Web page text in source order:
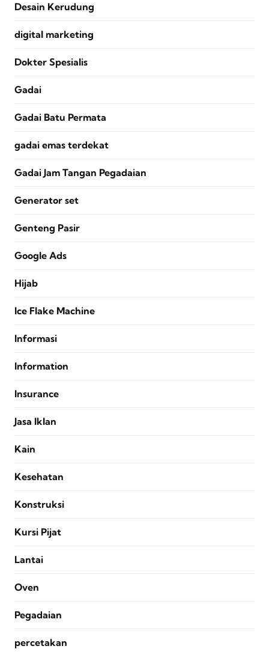
Desain Kerudung
digital marketing
Dokter Spesialis
Gadai
Gadai Batu Permata
gadai emas terdekat
Gadai Jam Tangan Pegadaian
Generator set
Genteng Pasir
Google Ads
Hijab
Ice Flake Machine
Informasi
Information
Insurance
Jasa Iklan
Kain
Kesehatan
Konstruksi
Kursi Pijat
Lantai
Oven
Pegadaian
percetakan